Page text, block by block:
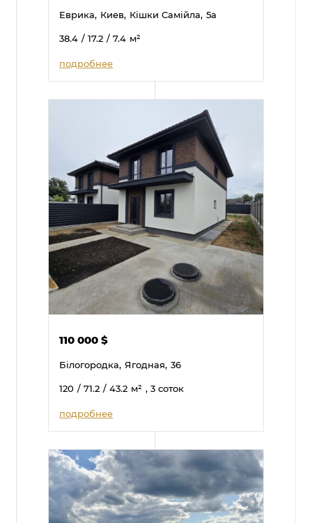
Еврика, Киев, Кішки Самійла, 5а
38.4 / 17.2 / 7.4 м²
подробнее
110 000$
Білогородка, Ягодная, 36
120 / 71.2 / 43.2 м² , 3 соток
подробнее